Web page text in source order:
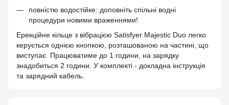
повністю водостійке: доповніть спільні водні
процедури новими враженнями!
Ерекційне кільце з вібрацією Satisfyer Majestic Duo легко
керується однією кнопкою, розташованою на частині, що
виступає. Працюватиме до 1 години, на зарядку
знадобиться 2 години. У комплекті - докладна інструкція
та зарядний кабель.